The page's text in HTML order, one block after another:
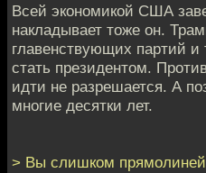
Всей экономикой США
накладывает тоже он.
главенствующих партий и
стать президентом.
идти не разрешается. А
многие десятки лет.
> Вы слишком